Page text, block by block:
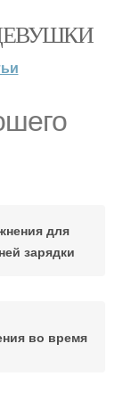
для
зарядки
во время